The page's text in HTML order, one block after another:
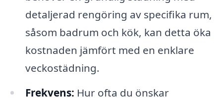
detaljerad rengöring av specifika rum,
såsom badrum och kök, kan detta öka
kostnaden jämfört med en enklare
veckostädning.
Frekvens: Hur ofta du önskar